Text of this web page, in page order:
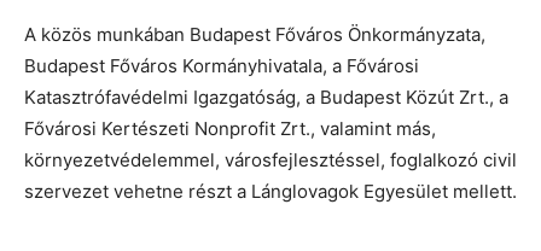
A közös munkában Budapest Főváros Önkormányzata,
Budapest Főváros Kormányhivatala, a Fővárosi
Katasztrófavédelmi Igazgatóság, a Budapest Közút Zrt., a
Fővárosi Kertészeti Nonprofit Zrt., valamint más,
környezetvédelemmel, városfejlesztéssel, foglalkozó civil
szervezet vehetne részt a Lánglovagok Egyesület mellett.